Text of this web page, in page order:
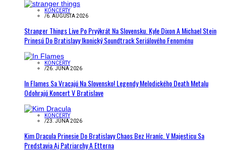
KONCERTY
/6. AUGUSTA 2026
Stranger Things Live Po Prvýkrát Na Slovensku. Kyle Dixon A Michael Stein
Prinesú Do Bratislavy Ikonický Soundtrack Seriálového Fenoménu
KONCERTY
/26. JÚNA 2026
In Flames Sa Vracajú Na Slovensko! Legendy Melodického Death Metalu
Odohrajú Koncert V Bratislave
KONCERTY
/23. JÚNA 2026
Kim Dracula Prinesie Do Bratislavy Chaos Bez Hraníc. V Majesticu Sa
Predstavia Aj Patriarchy A Etterna